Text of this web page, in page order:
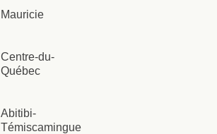
Mauricie
Centre-du-
Québec
Abitibi-
Témiscamingue